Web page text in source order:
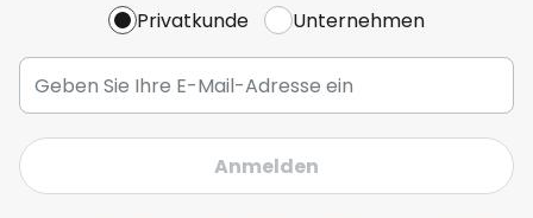
Privatkunde Unternehmen
Anmelden